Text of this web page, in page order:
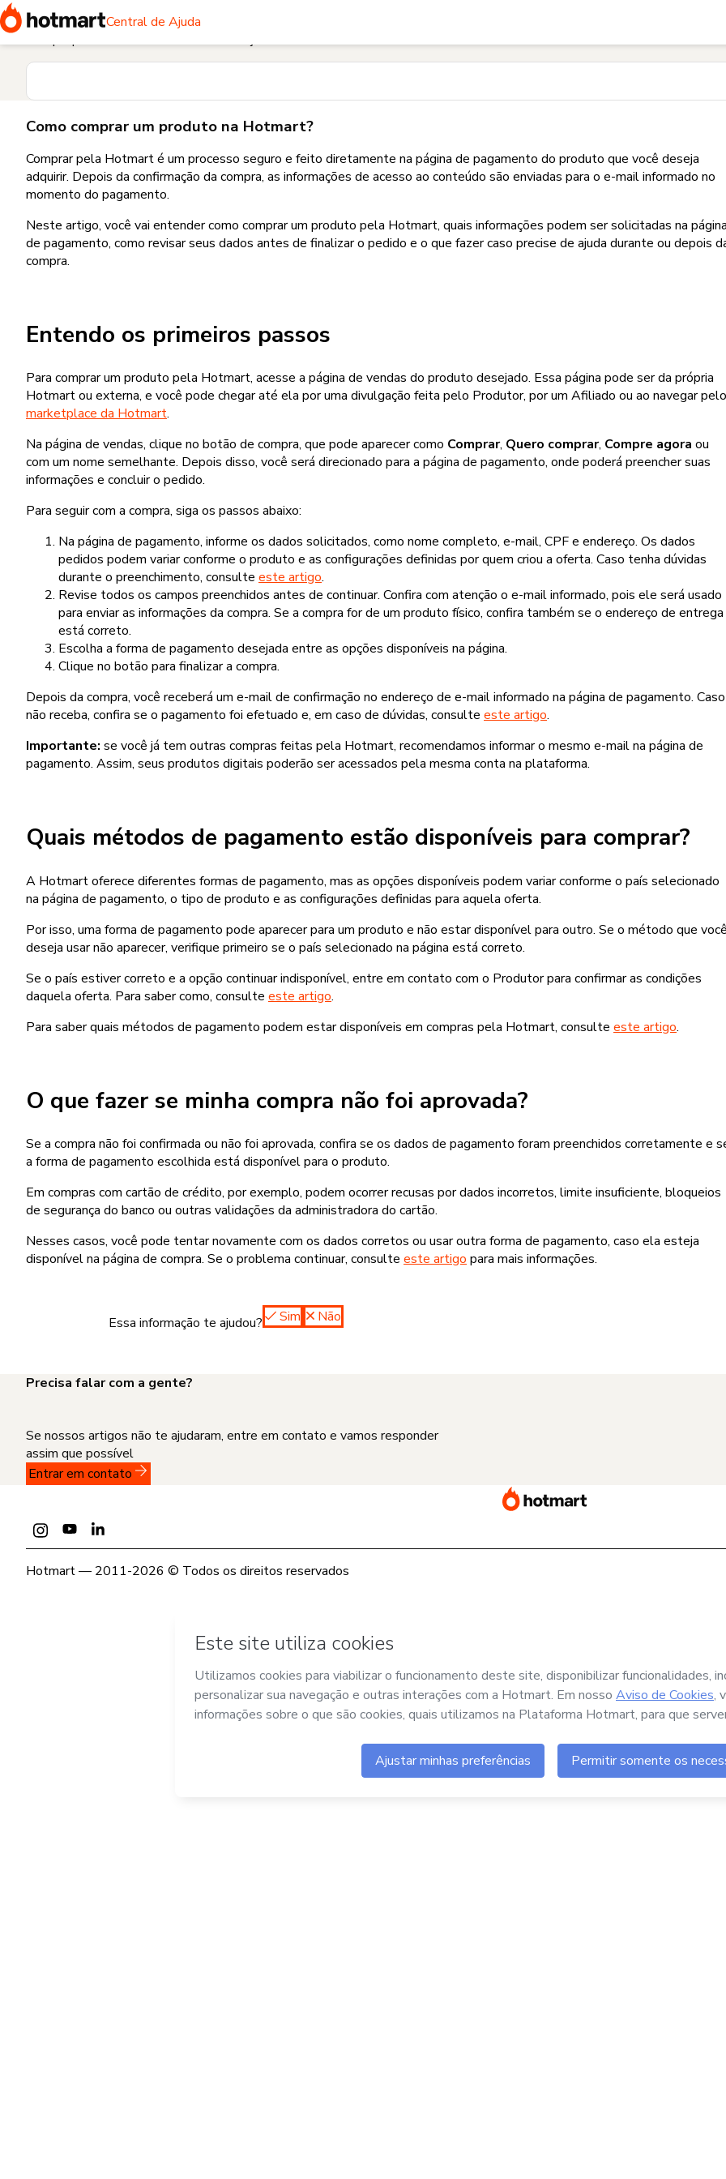
Central de Ajuda
Página Inicial
Como comprar um produto na Hotmart?
Comprar pela Hotmart é um processo seguro e feito diretamente na página de pagamento do produto que você deseja
adquirir. Depois da confirmação da compra, as informações de acesso ao conteúdo são enviadas para o e-mail informado no
momento do pagamento.
Neste artigo, você vai entender como comprar um produto pela Hotmart, quais informações podem ser solicitadas na
de pagamento, como revisar seus dados antes de finalizar o pedido e o que fazer caso precise de ajuda durante ou depois
compra.
Entendo os primeiros passos
Para comprar um produto pela Hotmart, acesse a página de vendas do produto desejado. Essa página pode ser da própria
Hotmart ou externa, e você pode chegar até ela por uma divulgação feita pelo Produtor, por um Afiliado ou ao navegar pelo
marketplace da Hotmart.
Na página de vendas, clique no botão de compra, que pode aparecer como Comprar, Quero comprar, Compre agora ou
com um nome semelhante. Depois disso, você será direcionado para a página de pagamento, onde poderá preencher suas
informações e concluir o pedido.
Para seguir com a compra, siga os passos abaixo:
Na página de pagamento, informe os dados solicitados, como nome completo, e-mail, CPF e endereço. Os dados
pedidos podem variar conforme o produto e as configurações definidas por quem criou a oferta. Caso tenha dúvidas
durante o preenchimento, consulte este artigo.
Revise todos os campos preenchidos antes de continuar. Confira com atenção o e-mail informado, pois ele será usado
para enviar as informações da compra. Se a compra for de um produto físico, confira também se o endereço de entrega
está correto.
Escolha a forma de pagamento desejada entre as opções disponíveis na página.
Clique no botão para finalizar a compra.
Depois da compra, você receberá um e-mail de confirmação no endereço de e-mail informado na página de pagamento. Caso
não receba, confira se o pagamento foi efetuado e, em caso de dúvidas, consulte este artigo.
Importante: se você já tem outras compras feitas pela Hotmart, recomendamos informar o mesmo e-mail na página de
pagamento. Assim, seus produtos digitais poderão ser acessados pela mesma conta na plataforma.
Quais métodos de pagamento estão disponíveis para comprar?
A Hotmart oferece diferentes formas de pagamento, mas as opções disponíveis podem variar conforme o país selecionado
na página de pagamento, o tipo de produto e as configurações definidas para aquela oferta.
Por isso, uma forma de pagamento pode aparecer para um produto e não estar disponível para outro. Se o método que
deseja usar não aparecer, verifique primeiro se o país selecionado na página está correto.
Se o país estiver correto e a opção continuar indisponível, entre em contato com o Produtor para confirmar as condições
daquela oferta. Para saber como, consulte este artigo.
Para saber quais métodos de pagamento podem estar disponíveis em compras pela Hotmart, consulte este artigo.
O que fazer se minha compra não foi aprovada?
Se a compra não foi confirmada ou não foi aprovada, confira se os dados de pagamento foram preenchidos corretamente e
a forma de pagamento escolhida está disponível para o produto.
Em compras com cartão de crédito, por exemplo, podem ocorrer recusas por dados incorretos, limite insuficiente, bloqueios
de segurança do banco ou outras validações da administradora do cartão.
Nesses casos, você pode tentar novamente com os dados corretos ou usar outra forma de pagamento, caso ela esteja
disponível na página de compra. Se o problema continuar, consulte este artigo para mais informações.
Essa informação te ajudou? Sim Não
Precisa falar com a gente?
Se nossos artigos não te ajudaram, entre em contato e vamos responder
assim que possível
Entrar em contato
Hotmart — 2011-2026 © Todos os direitos reservados